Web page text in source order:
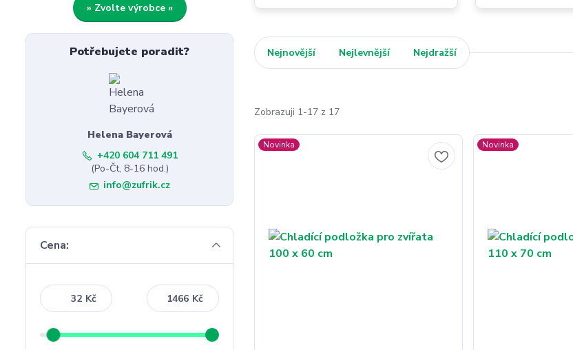
Nejnovější Nejlevnější Nejdražší
Zobrazuji 1-17 z 17
Novinka Novinka
Cena:
Kč Kč
Potřebujete poradit?
Helena Bayerová
+420 604 711 491
(Po-Čt, 8-16 hod.)
info@zufrik.cz
» Zvolte výrobce «